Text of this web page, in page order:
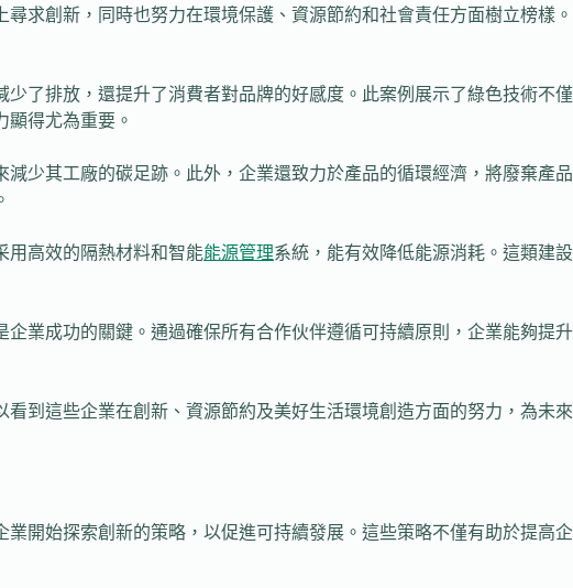
求創新，同時也努力在環境保護、資源節約和社會責任方面樹立榜樣。
了排放，還提升了消費者對品牌的好感度。此案例展示了綠色技術不僅
得尤為重要。
少其工廠的碳足跡。此外，企業還致力於產品的循環經濟，將廢棄產品
用高效的隔熱材料和智能能源管理系統，能有效降低能源消耗。這類建設
業成功的關鍵。通過確保所有合作伙伴遵循可持續原則，企業能夠提升
到這些企業在創新、資源節約及美好生活環境創造方面的努力，為未來
開始探索創新的策略，以促進可持續發展。這些策略不僅有助於提高企